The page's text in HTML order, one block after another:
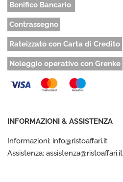
Bonifico Bancario
Contrassegno
Rateizzato con Carta di Credito
Noleggio operativo con Grenke
INFORMAZIONI & ASSISTENZA
Informazioni: info@ristoaffari.it
Assistenza: assistenza@ristoaffari.it